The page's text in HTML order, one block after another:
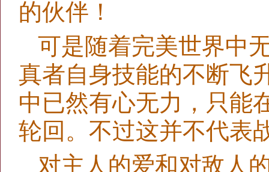
的伙伴！
可是随着完美世界中
真者自身技能的不断飞
中已然有心无力，只能
轮回。不过这并不代表
对主人的爱和对敌人